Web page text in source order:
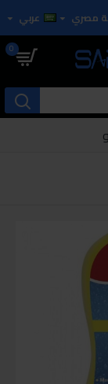
مصري عربي
0